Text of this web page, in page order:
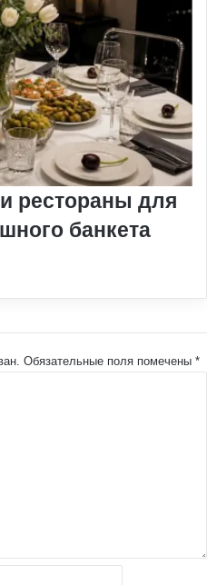
рестораны для
банкета
Обязательные поля помечены *